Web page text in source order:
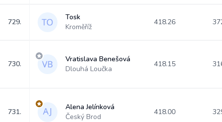
729.
Tosk
Kroměříž
418.26
730.
Vratislava Benešová
Dlouhá Loučka
418.15
731.
Alena Jelínková
Český Brod
418.00